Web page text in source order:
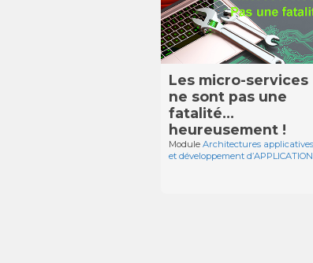
Les micro-services
ne sont pas une
fatalité…
heureusement !
ModuleArchitectures applicatives
et développement